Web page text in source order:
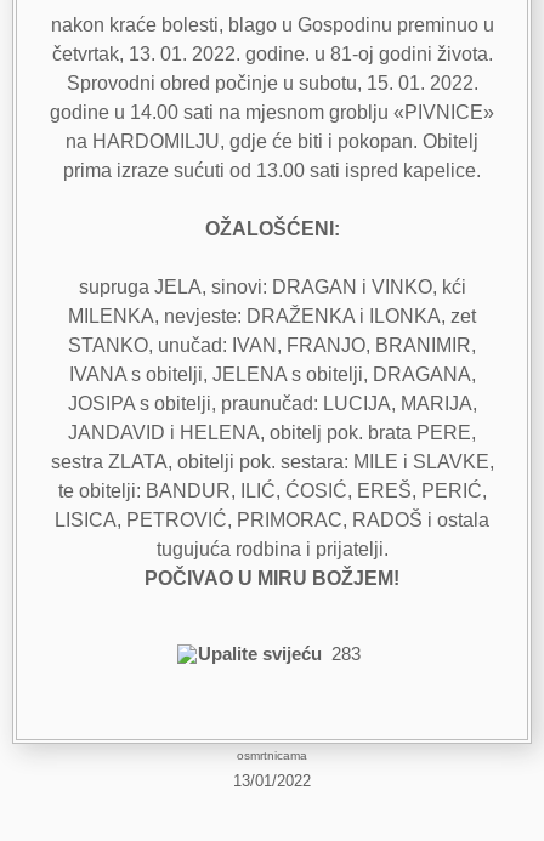
nakon kraće bolesti, blago u Gospodinu preminuo u
četvrtak, 13. 01. 2022. godine. u 81-oj godini života.
Sprovodni obred počinje u subotu, 15. 01. 2022.
godine u 14.00 sati na mjesnom groblju «PIVNICE»
na HARDOMILJU, gdje će biti i pokopan. Obitelj
prima izraze sućuti od 13.00 sati ispred kapelice.
OŽALOŠĆENI:
supruga JELA, sinovi: DRAGAN i VINKO, kći
MILENKA, nevjeste: DRAŽENKA i ILONKA, zet
STANKO, unučad: IVAN, FRANJO, BRANIMIR,
IVANA s obitelji, JELENA s obitelji, DRAGANA,
JOSIPA s obitelji, praunučad: LUCIJA, MARIJA,
JANDAVID i HELENA, obitelj pok. brata PERE,
sestra ZLATA, obitelji pok. sestara: MILE i SLAVKE,
te obitelji: BANDUR, ILIĆ, ĆOSIĆ, EREŠ, PERIĆ,
LISICA, PETROVIĆ, PRIMORAC, RADOŠ i ostala
tugujuća rodbina i prijatelji.
POČIVAO U MIRU BOŽJEM!
Upalite svijeću 283
osmrtnicama
13/01/2022